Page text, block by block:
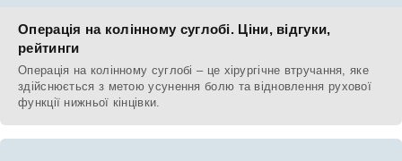
Операція на колінному суглобі. Ціни, відгуки,
рейтинги
Операція на колінному суглобі – це хірургічне втручання, яке
здійснюється з метою усунення болю та відновлення рухової
функції нижньої кінцівки.